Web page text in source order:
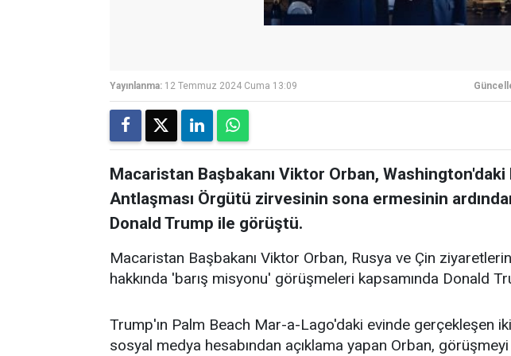
Yayınlanma: 12 Temmuz 2024 Cuma 13:09
Macaristan Başbakanı Viktor Orban,
Antlaşması Örgütü zirvesinin sona ermesinin
Donald Trump ile görüştü.
Macaristan Başbakanı Viktor Orban, Rusya ve Çin
hakkında 'barış misyonu' görüşmeleri kapsamında Donald
Trump'ın Palm Beach Mar-a-Lago'daki evinde gerçekleşen
sosyal medya hesabından açıklama yapan Orban,